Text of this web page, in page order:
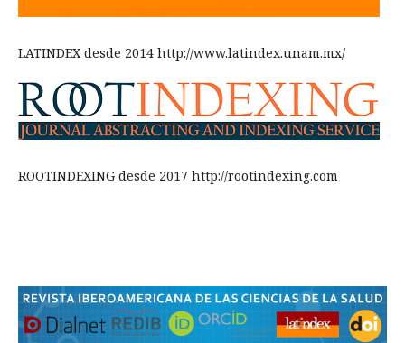
LATINDEX desde 2014 http://www.latindex.unam.mx/
ROOTINDEXING desde 2017 http://rootindexing.com